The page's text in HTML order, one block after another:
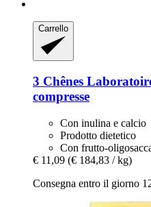
Carrello
3 Chênes
compresse
Con inulina e calcio
Prodotto dietetico
Con frutto-
€ 11,09 (€ 184,83 / kg)
Consegna entro il giorno